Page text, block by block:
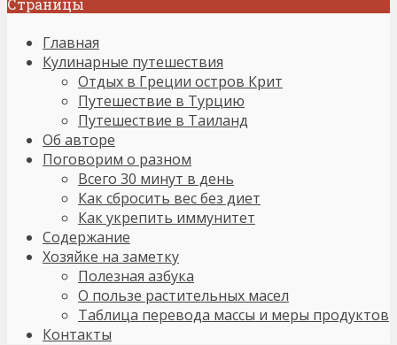
Страницы
Главная
Кулинарные путешествия
Отдых в Греции остров Крит
Путешествие в Турцию
Путешествие в Таиланд
Об авторе
Поговорим о разном
Всего 30 минут в день
Как сбросить вес без диет
Как укрепить иммунитет
Содержание
Хозяйке на заметку
Полезная азбука
О пользе растительных масел
Таблица перевода массы и меры продуктов
Контакты